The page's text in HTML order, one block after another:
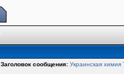
Заголовок сообщения: Украинская